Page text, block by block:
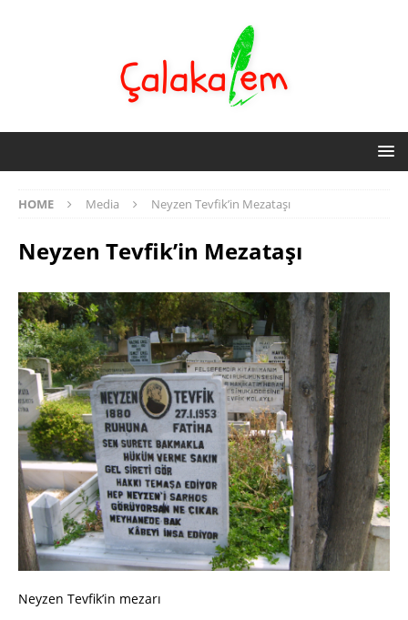
HOME Media Neyzen Tevfik’in Mezataşı
Neyzen Tevfik’in Mezataşı
Neyzen Tevfik’in mezarı